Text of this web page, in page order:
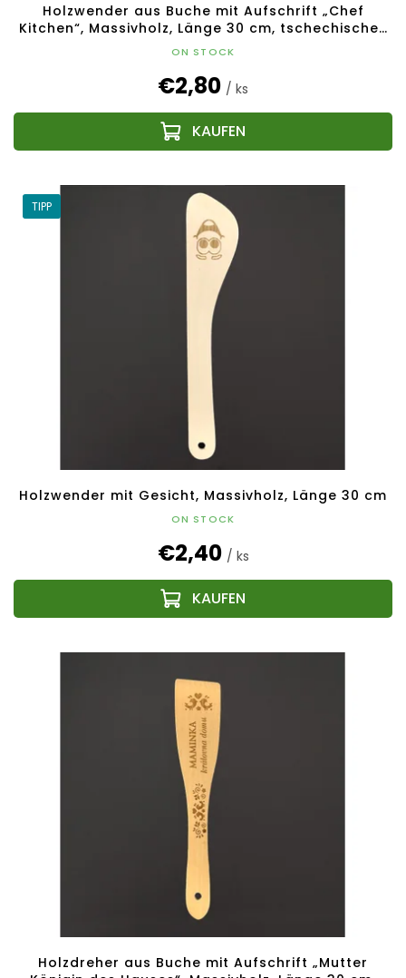
Holzwender aus Buche mit Aufschrift „Chef
Kitchen“, Massivholz, Länge 30 cm, tschechisches
Produkt
ON STOCK
€2,80 / ks
TIPP
Holzwender mit Gesicht, Massivholz, Länge 30 cm
ON STOCK
€2,40 / ks
Holzdreher aus Buche mit Aufschrift „Mutter